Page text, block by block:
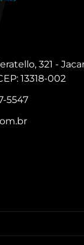
321 -
13318-002
5547